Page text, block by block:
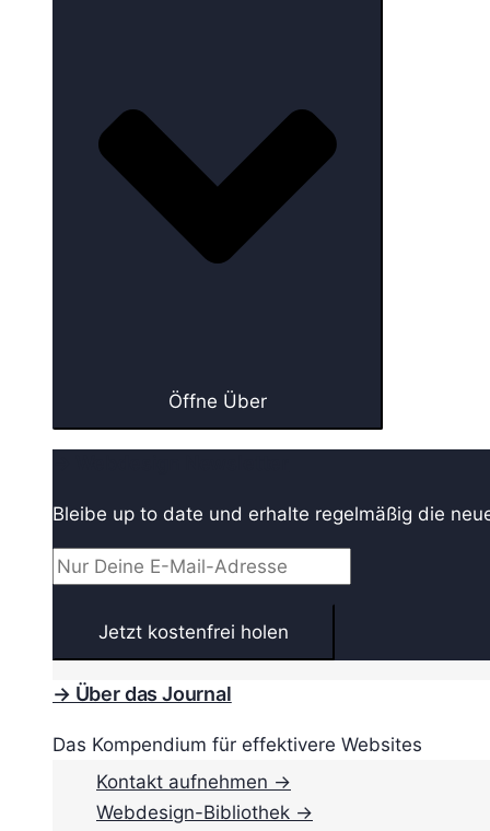
Öffne Über
Bleibe up to date und erhalte regelmäßig die
→ Über das Journal
Das Kompendium für effektivere Websites
Kontakt aufnehmen →
Webdesign-Bibliothek →